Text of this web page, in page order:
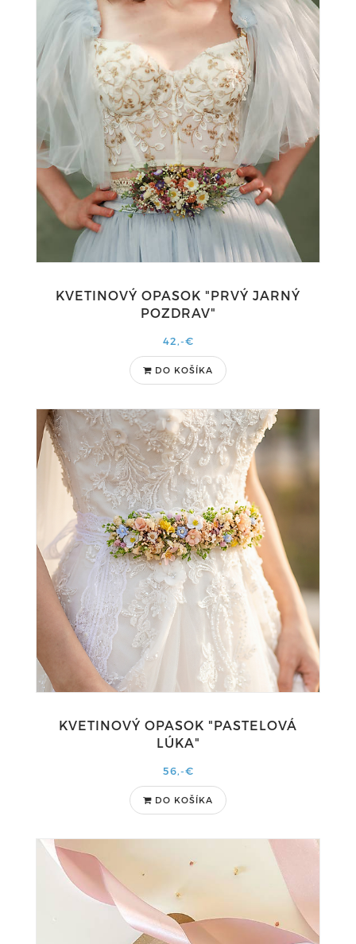
KVETINOVÝ OPASOK "PRVÝ JARNÝ
POZDRAV"
42,-€
DO KOŠÍKA
KVETINOVÝ OPASOK "PASTELOVÁ
LÚKA"
56,-€
DO KOŠÍKA